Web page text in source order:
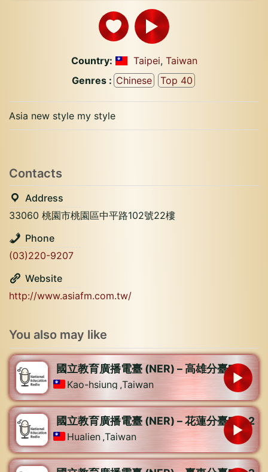
Country: Taipei, Taiwan
Genres : Chinese Top 40
Asia new style my style
Contacts
Address
33060 桃園市桃園區中平路102號22樓
Phone
(03)220-9207
Website
http://www.asiafm.com.tw/
You also may like
國立教育廣播電臺 (NER) – 高雄分臺FM
Kao-hsiung ,Taiwan
國立教育廣播電臺 (NER) – 花蓮分臺FM-2
Hualien ,Taiwan